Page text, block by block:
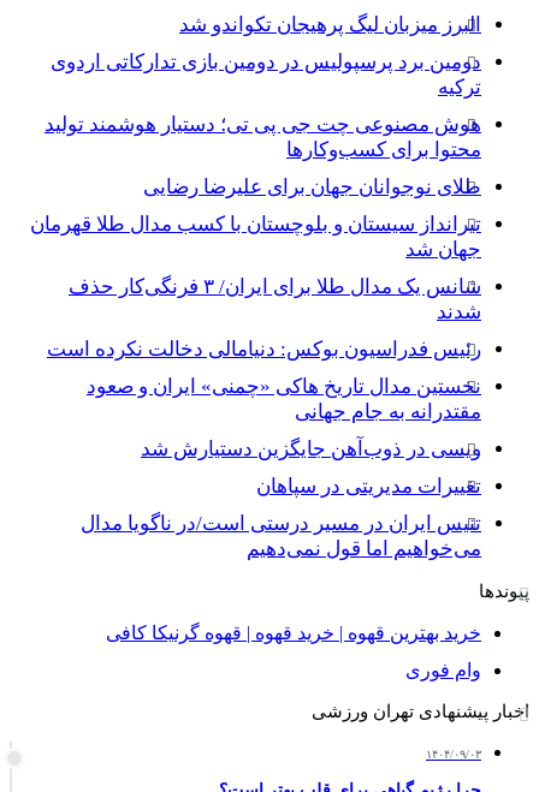
البرز میزبان لیگ پرهیجان تکواندو شد
دومین برد پرسپولیس در دومین بازی تدارکاتی اردوی
ترکیه
هوش مصنوعی چت جی پی تی؛ دستیار هوشمند تولید
محتوا برای کسب‌وکارها
طلای نوجوانان جهان برای علیرضا رضایی
تیرانداز سیستان و بلوچستان با کسب مدال طلا قهرمان
جهان شد
شانس یک مدال طلا برای ایران/ ۳ فرنگی‌کار حذف
شدند
رئیس فدراسیون بوکس: دنیامالی دخالت نکرده است
نخستین مدال تاریخ هاکی «چمنی» ایران و صعود
مقتدرانه به جام جهانی
ویسی در ذوب‌آهن جایگزین دستیارش شد
تغییرات مدیریتی در سپاهان
تنیس ایران در مسیر درستی است/در ناگویا مدال
می‌خواهیم اما قول نمی‌دهیم
پیوندها
خرید بهترین قهوه | خرید قهوه | قهوه گرنیکا کافی
وام فوری
اخبار پیشنهادی تهران ورزشی
۱۴۰۴/۰۹/۰۳